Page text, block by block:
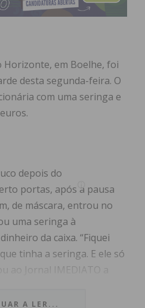
Horizonte, em Boelhe, foi
desta segunda-feira. O
com uma seringa e
depois do
portas, após a pausa
de máscara, entrou no
uma seringa à
da caixa. “Fiquei
tinha a seringa. E ele só
ao Jornal IMEDIATO a
A LER...